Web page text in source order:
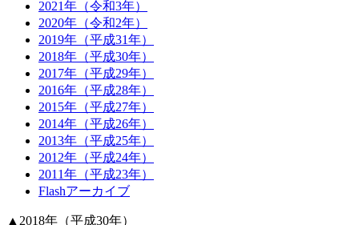
2021年（令和3年）
2020年（令和2年）
2019年（平成31年）
2018年（平成30年）
2017年（平成29年）
2016年（平成28年）
2015年（平成27年）
2014年（平成26年）
2013年（平成25年）
2012年（平成24年）
2011年（平成23年）
Flashアーカイブ
▲ 2018年（平成30年）